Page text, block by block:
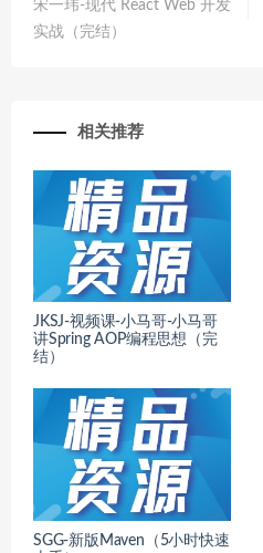
宋一玮-现代 React Web 开发
实战（完结）
相关推荐
JKSJ-视频课-小马哥-小马哥
讲Spring AOP编程思想（完
结）
SGG-新版Maven（5小时快速